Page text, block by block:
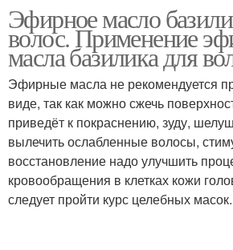
Базилик для лица
Ополаскиватель из
базилика
Базилик для
осветления
Эфирное масло
волос. Применение
масла базилика для
Эфирные масла не рекомендуется
виде, так как можно сжечь
приведёт к покраснению, зуду,
вылечить ослабленные волосы,
восстановление надо улучшить
кровообращения в клетках кожи
следует пройти курс целебных масок.